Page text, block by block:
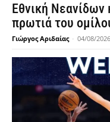
Εθνική Νεανίδων
πρωτιά του
Γιώργος Αριδαίας - 04/08/